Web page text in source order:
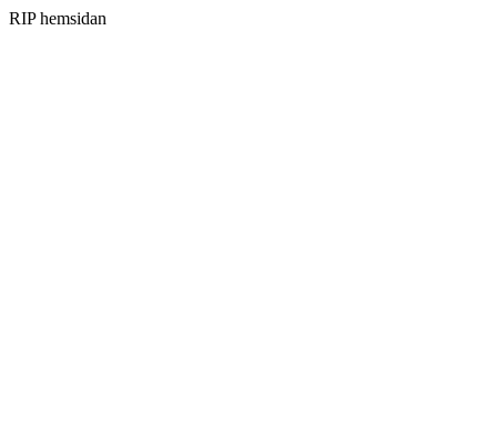
RIP hemsidan